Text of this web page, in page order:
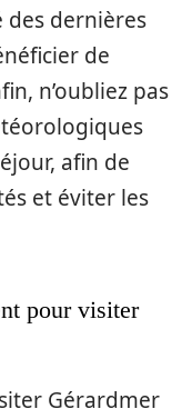
des dernières
de
n’oubliez pas
afin de
et éviter les
pour visiter
Gérardmer